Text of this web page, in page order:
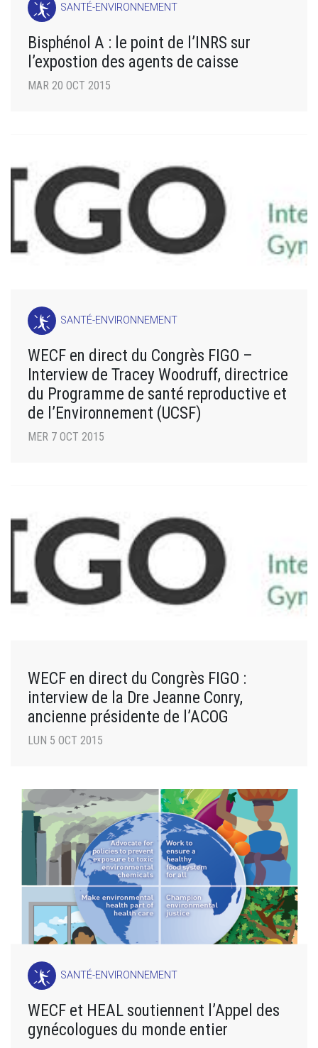
SANTÉ-ENVIRONNEMENT
Bisphénol A : le point de l’INRS sur
l’expostion des agents de caisse
MAR 20 OCT 2015
SANTÉ-ENVIRONNEMENT
WECF en direct du Congrès FIGO –
Interview de Tracey Woodruff, directrice
du Programme de santé reproductive et
de l’Environnement (UCSF)
MER 7 OCT 2015
WECF en direct du Congrès FIGO :
interview de la Dre Jeanne Conry,
ancienne présidente de l’ACOG
LUN 5 OCT 2015
SANTÉ-ENVIRONNEMENT
WECF et HEAL soutiennent l’Appel des
gynécologues du monde entier